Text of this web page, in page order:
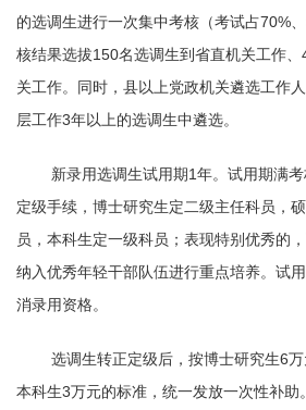
的选调生进行一次集中考核（考试占70%
核结果选拔150名选调生到省直机关工作、
关工作。同时，县以上党政机关遴选工作
层工作3年以上的选调生中遴选。
新录用选调生试用期1年。试用期满
定级手续，博士研究生定二级主任科员，
员，本科生定一级科员；表现特别优秀的
纳入优秀年轻干部队伍进行重点培养。试
消录用资格。
选调生转正定级后，按博士研究生6
本科生3万元的标准，统一发放一次性补